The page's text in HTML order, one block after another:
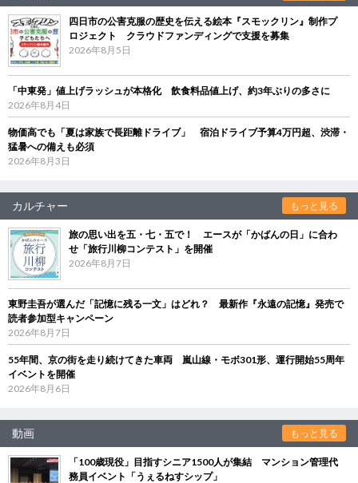
四日市の公害克服の歴史を伝える絵本『スモックリン』制作プ
ロジェクト クラウドファンディングで支援を募集
2026年8月5日
「中東発」値上げラッシュが本格化 飲食料品値上げ、約3年ぶりの多さに
2026年8月4日
物価高でも「夏は家族で長距離ドライブ」 宿泊ドライブ予算4万円超、渋滞・
猛暑への備えも必須
2026年8月3日
カルチャー もっと見る
旅の思い出を五・七・五で！ エースが「かばんの日」に合わ
せ「旅行川柳コンテスト」を開催
2026年8月7日
東野圭吾が選んだ「記憶に残る一文」はどれ？ 最新作『永遠の記憶』発売で
読者参加型キャンペーン
2026年8月7日
55年間、京の街を走り続けてきた車両 嵐山線・モボ301形、運行開始55周年
イベントを開催
2026年8月6日
動画 もっと見る
「100歳現役」目指すシニア1500人が集結 マンション管理代
務員イベント「うぇるねすシップ」